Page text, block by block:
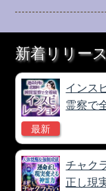
新着リリー
最新
インス
霊察で
チャク
正し現